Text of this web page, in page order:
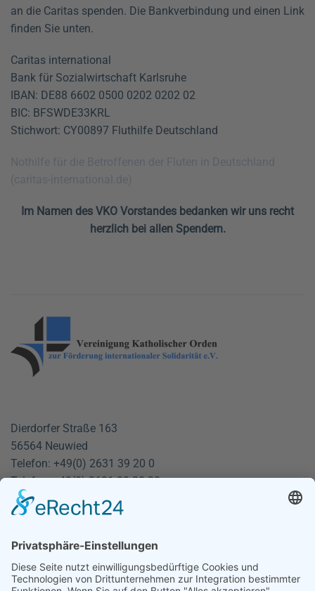
an die Caritas spenden. Die Bankverbindung und einen Link
finden Sie unten.
Caritas international
Bank für Sozialwirtschaft Karlsruhe
IBAN: DE88 6602 0500 0202 0202 02
BIC: BFSWDE33KRL
Stichwort: CY00897 Fluthilfe Deutschland
Nothilfe für die Betroffenen der Fluten in Deutschland
(caritas-international.de)
Im Namen des VKO Vorstandes bedanken wir uns recht
herzlich bei allen Spendern.
Dierdorfer Straße 163
56564 Neuwied
Telefon: +49(0) 2631 39 20 0
Telefax: +49(0) 2631 39 20 20
info@vko-neuwied.de
und von 13:00 bis 16:00 Uhr
Freitag: 9:00 - 12:00 Uhr